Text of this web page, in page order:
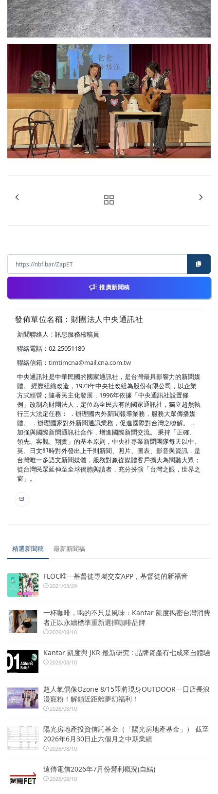
推廣新聞稿
發佈單位名稱：財團法人中央通訊社
新聞聯絡人：訊息服務核稿員
聯絡電話：02-25051180
聯絡信箱： timtimcna@mail.cna.com.tw
中央通訊社是中華民國的國家通訊社，是台灣最具影響力的新聞媒
體。 經歷組織改造，1973年中央社改組為股份有限公司，以企業
方式經營；隨著民主化發展，1996年依據「中央通訊社設置條
例」改制為財團法人，定位為全民共有的國家通訊社，獨立超然執
行三大法定任務： ．辦理國內外新聞報導業務，服務大眾傳播媒
體。 ．辦理國家對外新聞通訊業務，促進國際對台灣之瞭解。 ．
加強與國際新聞通訊社合作，增進國際新聞交流。 秉持「正確、
領先、客觀、翔實」的基本原則，中央社專業新聞團隊每天以中、
英、日文即時對外發出上千則新聞、照片、圖表、影音與資訊，是
台灣唯一多語文新聞媒體，服務對象從媒體客戶擴大為閱聽大眾；
從台灣民眾延伸至全球僑胞與讀者，充分扮演「台灣之眼，世界之
窗」。
精選新聞稿 最新新聞稿
FLOC唯一基督徒專屬交友APP，基督徒的新福音
2021/03/29
一杯咖啡，喝的不只是風味：Kantar 凱度揭密台灣消費
者正以永續標準重新選擇咖啡品牌
2026/08/10
Kantar 凱度與 JKR 最新研究 : 品牌資產有七成來自體驗
2026/08/10
超人氣偶像Ozone 8/15即將現身OUTDOOR一日店長浪
漫寵粉！解鎖近距離夢幻福利！
2026/08/10
陽光房地產投資信託基金（「陽光房地產基金」） 截至
2026年6月30日止六個月之中期業績
2026/08/10
遠傳電信2026年7月份營利概況(自結)
2026/08/10